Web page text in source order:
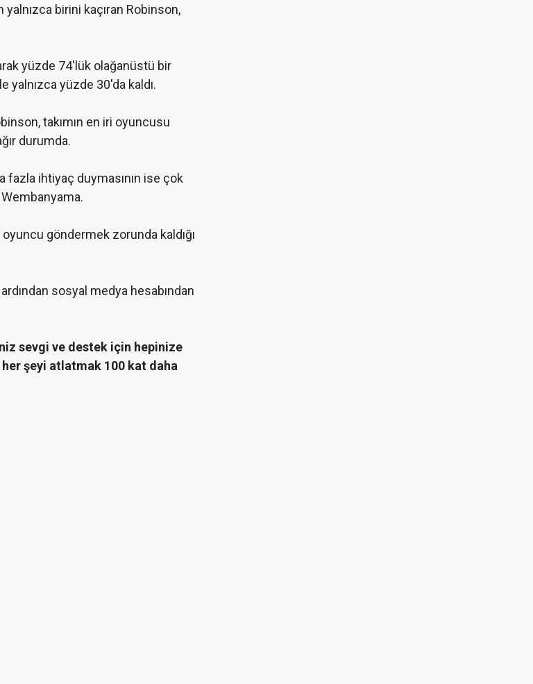
birini kaçıran Robinson,
yüzde 74'lük olağanüstü bir
yüzde 30'da kaldı.
takımın en iri oyuncusu
durumda.
fazla ihtiyaç duymasının ise çok
göndermek zorunda kaldığı
sosyal medya hesabından
sevgi ve destek için hepinize
şeyi atlatmak 100 kat daha